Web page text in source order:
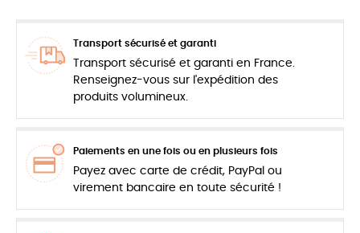
Transport sécurisé et garanti
Transport sécurisé et garanti en France.
Renseignez-vous sur l'expédition des
produits volumineux.
Paiements en une fois ou en plusieurs fois
Payez avec carte de crédit, PayPal ou
virement bancaire en toute sécurité !